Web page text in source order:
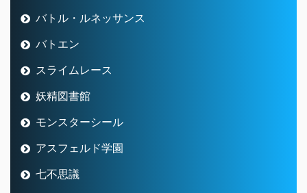
バトル・ルネッサンス
バトエン
スライムレース
妖精図書館
モンスターシール
アスフェルド学園
七不思議